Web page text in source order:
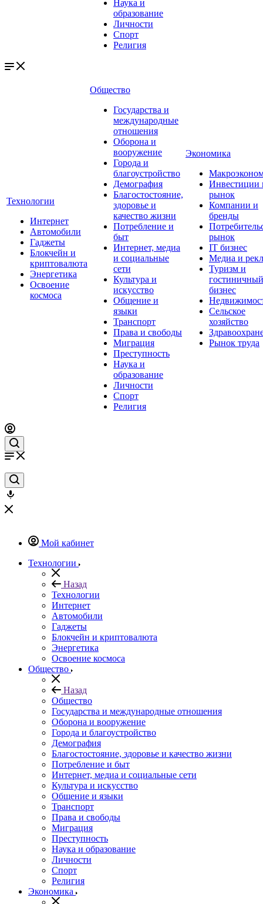
Наука и
образование
Личности
Спорт
Религия
Технологии
Интернет
Автомобили
Гаджеты
Блокчейн и
криптовалюта
Энергетика
Освоение
космоса
Общество
Государства и
международные
отношения
Оборона и
вооружение
Города и
благоустройство
Демография
Благостостояние,
здоровье и
качество жизни
Потребление и
быт
Интернет, медиа
и социальные
сети
Культура и
искусство
Общение и
языки
Транспорт
Права и свободы
Миграция
Преступность
Наука и
образование
Личности
Спорт
Религия
Экономика
Инвестиции
рынок
Компании и
бренды
рынок
IT бизнес
Медиа и
Туризм и
гостиничный
бизнес
Сельское
хозяйство
Рынок труда
Мой кабинет
Технологии
Назад
Технологии
Интернет
Автомобили
Гаджеты
Блокчейн и криптовалюта
Энергетика
Освоение космоса
Общество
Назад
Общество
Государства и международные отношения
Оборона и вооружение
Города и благоустройство
Демография
Благостостояние, здоровье и качество жизни
Потребление и быт
Интернет, медиа и социальные сети
Культура и искусство
Общение и языки
Транспорт
Права и свободы
Миграция
Преступность
Наука и образование
Личности
Спорт
Религия
Экономика